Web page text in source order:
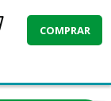
COMPRAR